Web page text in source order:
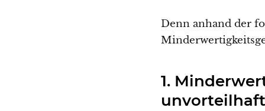
Denn anhand der
1.